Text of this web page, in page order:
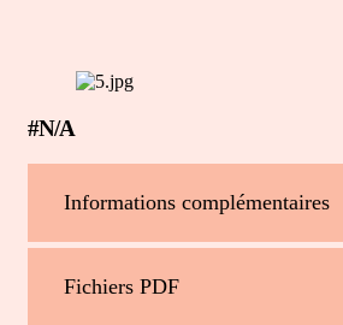
#N/A
Informations complémentaires
Fichiers PDF